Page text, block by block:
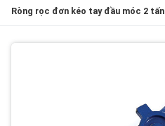
​​​​​​​Ròng rọc đơn kéo tay đầu móc 2 tấn